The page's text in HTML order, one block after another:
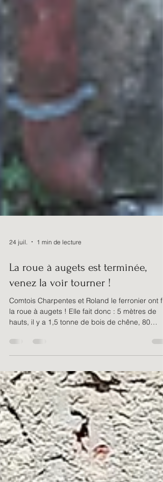
24 juil.
La roue à augets est terminée,
venez la voir tourner !
Comtois Charpentes et Roland le ferronier ont
hauts, il y a 1,5 tonne de bois de chêne, 80
augets dont chacun peut contenir 35L d'eau !
bénévoles pour leur travaux sur l'apport de
Comtois Charpentes pour le magnifique travail
bois et Roland pour les parties en fer et metal.
très beau travail d'équipe Comtois Charpentes
and Roland the blacksmith have completed the
wat